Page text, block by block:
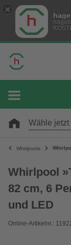
Wähle
Whirlpools
Whirlpool
82 cm, 6
und LED
Online-Artikelnr.: